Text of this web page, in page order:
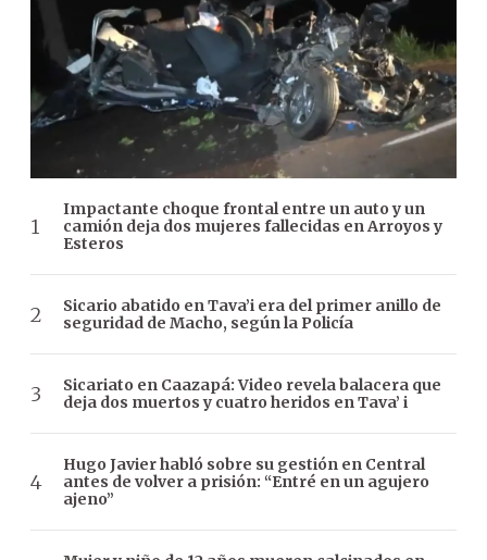
Impactante choque frontal entre un auto y un
camión deja dos mujeres fallecidas en Arroyos y
Esteros
Sicario abatido en Tava’i era del primer anillo de
seguridad de Macho, según la Policía
Sicariato en Caazapá: Video revela balacera que
deja dos muertos y cuatro heridos en Tava’ i
Hugo Javier habló sobre su gestión en Central
antes de volver a prisión: “Entré en un agujero
ajeno”